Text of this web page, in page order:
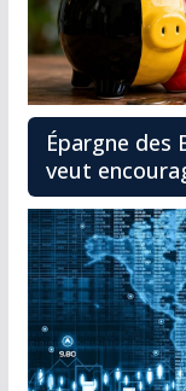
Épargne des
veut